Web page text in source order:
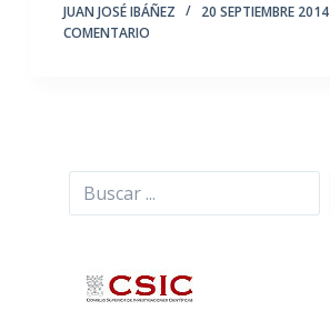
JUAN JOSÉ IBÁÑEZ 20 SEPTIEMBRE 2014
COMENTARIO
Buscar